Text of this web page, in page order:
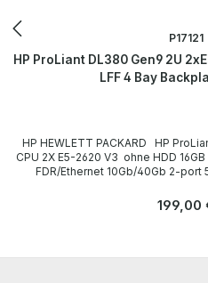
P17121
HP ProLiant DL380 Gen9 2U
LFF 4 Bay
CPU 2X E5-2620 V3 ohne HDD 16GB DDR4 RAM 1x HP InfiniBand
FDR/Ethernet 10Gb/40Gb 2-port
front / frontseitig: 12 x 3,5 Zoll (1x 4Bay Backplane)
Festplatten ohne HDD CD-/DVD-ROM Laufwerk none / ohne
Regulärer
199,00